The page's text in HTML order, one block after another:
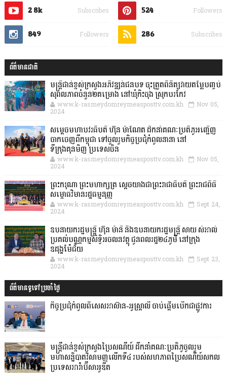
2.8k Subscribes 524 Followers
849 Followers 286 Subscribes
ព័ត៌មានជាតិ
មន្ត្រីជាន់ខ្ពស់ក្រសួងអភិវឌ្ឍន៍ជនបទ ចុះត្រួតពិនិត្យវាយតម្លៃបញ្ចប់
សុពលភាពចំនួន២គម្រោង នៅឃុំកិះចុង ស្រុកបរកែវ
www.k-rasmeydomreymeasposttv.com.kh Nov 05,
2024
សម្តេចមហាបវរធិបតី ហ៊ុន ម៉ាណែត ដឹកនាំគណៈប្រតិភូអញ្ជើញ
ចាកចេញពីកម្ពុជា ទៅចូលរួមកិច្ចប្រជុំកំពូលនានា នៅ
ទីក្រុងគុនមិញ ប្រទេសចិន
www.k-rasmeydomreymeasposttv.com.kh Nov 05,
2024
ព្រះករុណា ព្រះមហាក្សត្រ ស្តេចយាងជាព្រះរាជាធិបតី ព្រះរាជពិធី
សម្ពោធវិមានរដ្ឋធម្មនុញ្ញ
www.k-rasmeydomreymeasposttv.com.kh Sept 24,
2024
ឧបនាយករដ្ឋមន្ដ្រី ហ៊ុន ម៉ានី និងឧបនាយករដ្ឋមន្ដ្រី សាយ សំអាល់
ប្រគល់បណ្ណកម្មសិទ្ធិអចលនវត្ថុ ជូនពលរដ្ឋ២៤ភូមិ នៅក្រុង
ឧដុង្គម៉ែជ័យ
www.k-rasmeydomreymeasposttv.com.kh Sept 23,
2024
ព័ត៌មានទូទៅប្រចាំថ្ងៃ
កិច្ចប្រជុំកំពូលពិសេសអាស៊ាន-អូស្ត្រាលី ចាប់ផ្តើមបើកជាផ្លូវការ
មន្ត្រីជាន់ខ្ពស់ក្រសួងប្រៃសណីយ៍ ដឹកនាំគណៈប្រតិភូចូលរួម
មហាសន្និបាតវិសាមញ្ញលើកទី៤ របស់សហភាពប្រៃសណីយ៍សកល
ប្រទេសអារ៉ាប៊ីសាអូឌីត